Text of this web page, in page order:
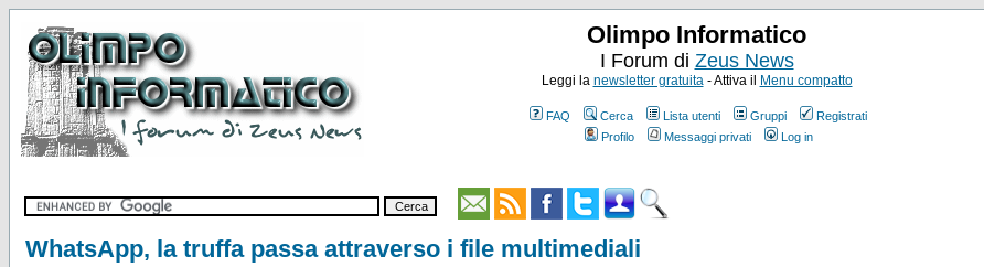
Olimpo Informatico
I Forum di Zeus News
Leggi la newsletter gratuita- Attiva il Menu compatto
FAQ Cerca Lista utenti Gruppi
Registrati
Profilo
Messaggi privati Log in
WhatsApp, la truffa passa attraverso i file multimediali